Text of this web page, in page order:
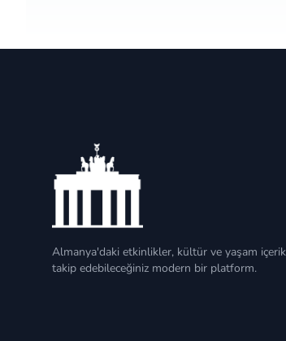
Almanya'daki etkinlikler, kültür ve yaşam
takip edebileceğiniz modern bir platform.